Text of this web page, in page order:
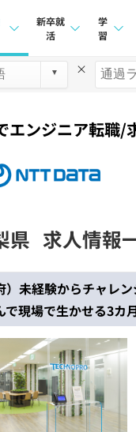
新卒就
活
求人検索
インターン
新卒エージェント
インタビュー
就活成功ガイド
学
習
講座
プラン
個人
法人
学校
契約
×
エンジニア転職/
県 求人情報
）未経験からチャレ
で現場で生かせる3カ